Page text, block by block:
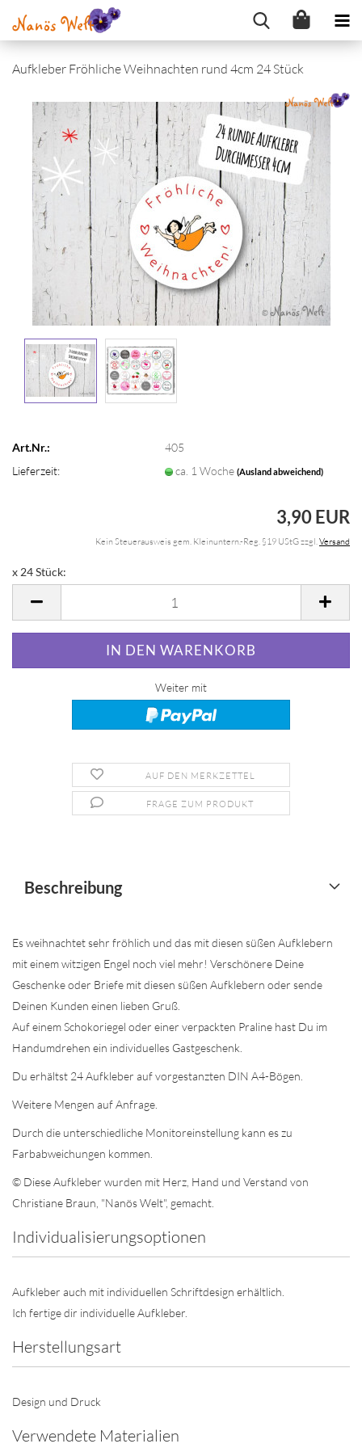
Aufkleber Fröhliche Weihnachten rund 4cm 24 Stück
Art.Nr.:
405
Lieferzeit:
ca. 1 Woche(Ausland abweichend)
3,90 EUR
Kein Steuerausweis gem. Kleinuntern.-Reg. §19 UStG zzgl.Versand
x 24 Stück:
Stück
Weiter mit
AUF DEN MERKZETTEL
FRAGE ZUM PRODUKT
Beschreibung
Es weihnachtet sehr fröhlich und das mit diesen süßen Aufklebern
mit einem witzigen Engel noch viel mehr! Verschönere Deine
Geschenke oder Briefe mit diesen süßen Aufklebern oder sende
Deinen Kunden einen lieben Gruß.
Auf einem Schokoriegel oder einer verpackten Praline hast Du im
Handumdrehen ein individuelles Gastgeschenk.
Du erhältst 24 Aufkleber auf vorgestanzten DIN A4-Bögen.
Weitere Mengen auf Anfrage.
Durch die unterschiedliche Monitoreinstellung kann es zu
Farbabweichungen kommen.
© Diese Aufkleber wurden mit Herz, Hand und Verstand von
Christiane Braun, "Nanös Welt", gemacht.
Individualisierungsoptionen
Aufkleber auch mit individuellen Schriftdesign erhältlich.
Ich fertige dir individuelle Aufkleber.
Herstellungsart
Design und Druck
Verwendete Materialien